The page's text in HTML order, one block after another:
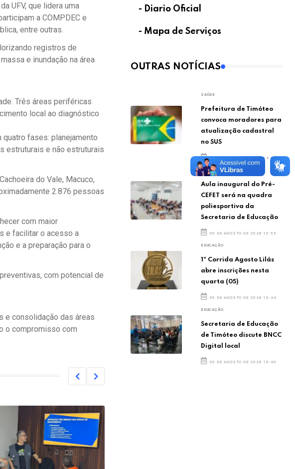
UFV, que lidera uma
a COMPDEC e
entre outras.
registros de
e inundação na área
Três áreas periféricas
local ao diagnóstico
fases: planejamento
estruturais e não estruturais
do Vale, Macuco,
2.876 pessoas
com maior
e facilitar o acesso a
e a preparação para o
com potencial de
e consolidação das áreas
o compromisso com
- Diario Oficial
- Mapa de Serviços
OUTRAS NOTÍCIAS
SAÚDE
Prefeitura de Timóteo
convoca moradores para
atualização cadastral
no SUS
05 DE AGOSTO DE 2026 14:07
EDUCAÇÃO
Aula inaugural do Pré-
CEFET será na quadra
poliesportiva da
Secretaria de Educação
05 DE AGOSTO DE 2026 10:55
EDUCAÇÃO
1ª Corrida Agosto Lilás
abre inscrições nesta
quarta (05)
05 DE AGOSTO DE 2026 10:44
EDUCAÇÃO
Secretaria de Educação
de Timóteo discute BNCC
Digital local
05 DE AGOSTO DE 2026 10:40